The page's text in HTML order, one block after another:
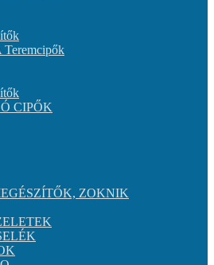
CIPŐK
ZOKNIK